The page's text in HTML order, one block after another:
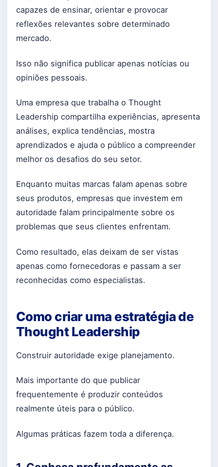
capazes de ensinar, orientar e provocar
reflexões relevantes sobre determinado
mercado.
Isso não significa publicar apenas notícias ou
opiniões pessoais.
Uma empresa que trabalha o Thought
Leadership compartilha experiências, apresenta
análises, explica tendências, mostra
aprendizados e ajuda o público a compreender
melhor os desafios do seu setor.
Enquanto muitas marcas falam apenas sobre
seus produtos, empresas que investem em
autoridade falam principalmente sobre os
problemas que seus clientes enfrentam.
Como resultado, elas deixam de ser vistas
apenas como fornecedoras e passam a ser
reconhecidas como especialistas.
Como criar uma estratégia de
Thought Leadership
Construir autoridade exige planejamento.
Mais importante do que publicar
frequentemente é produzir conteúdos
realmente úteis para o público.
Algumas práticas fazem toda a diferença.